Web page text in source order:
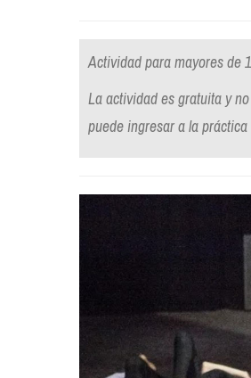
Actividad para mayores de
La actividad es gratuita y
puede ingresar a la